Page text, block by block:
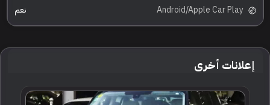
Android/Apple Car Play نعم
إعلانات أخرى